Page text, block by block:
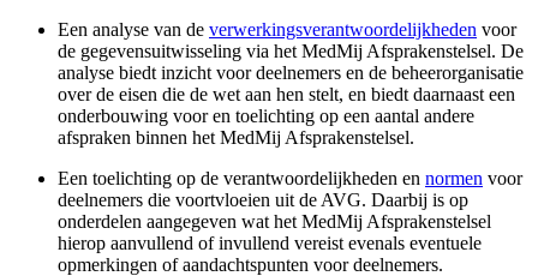
Een analyse van de verwerkingsverantwoordelijkheden voor
de gegevensuitwisseling via het MedMij Afsprakenstelsel. De
analyse biedt inzicht voor deelnemers en de beheerorganisatie
over de eisen die de wet aan hen stelt, en biedt daarnaast een
onderbouwing voor en toelichting op een aantal andere
afspraken binnen het MedMij Afsprakenstelsel.
Een toelichting op de verantwoordelijkheden en normen voor
deelnemers die voortvloeien uit de AVG. Daarbij is op
onderdelen aangegeven wat het MedMij Afsprakenstelsel
hierop aanvullend of invullend vereist evenals eventuele
opmerkingen of aandachtspunten voor deelnemers.